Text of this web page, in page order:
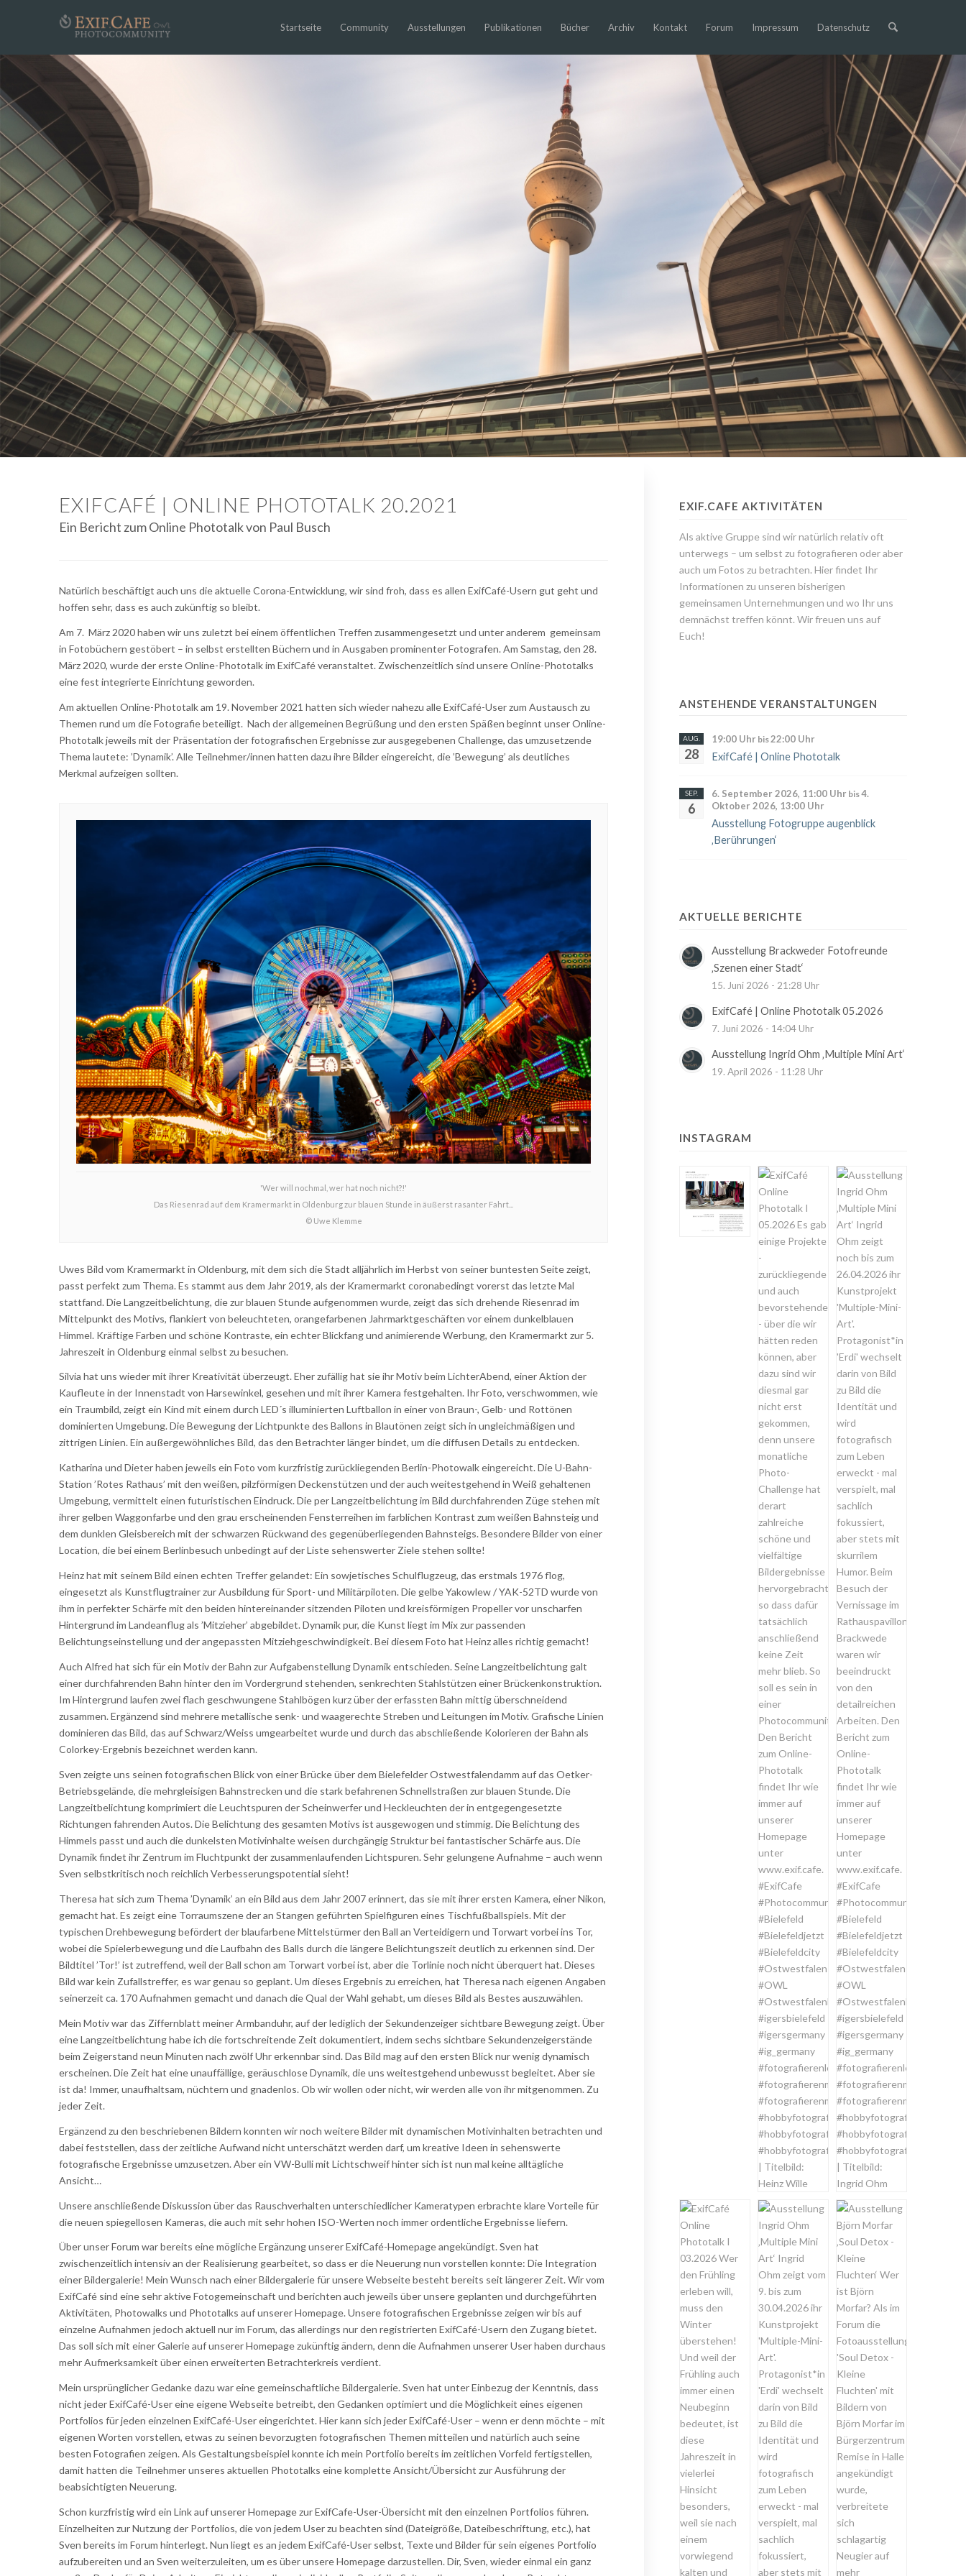
Startseite Community Ausstellungen Publikationen Bücher Archiv Kontakt Forum Impressum Datenschutz
EXIFCAFÉ | ONLINE PHOTOTALK 20.2021
Ein Bericht zum Online Phototalk von Paul Busch
Natürlich beschäftigt auch uns die aktuelle Corona-Entwicklung, wir sind froh, dass es allen ExifCafé-Usern gut geht und
hoffen sehr, dass es auch zukünftig so bleibt.
Am 7. März 2020 haben wir uns zuletzt bei einem öffentlichen Treffen zusammengesetzt und unter anderem gemeinsam
in Fotobüchern gestöbert – in selbst erstellten Büchern und in Ausgaben prominenter Fotografen. Am Samstag, den 28.
März 2020, wurde der erste Online-Phototalk im ExifCafé veranstaltet. Zwischenzeitlich sind unsere Online-Phototalks
eine fest integrierte Einrichtung geworden.
Am aktuellen Online-Phototalk am 19. November 2021 hatten sich wieder nahezu alle ExifCafé-User zum Austausch zu
Themen rund um die Fotografie beteiligt. Nach der allgemeinen Begrüßung und den ersten Späßen beginnt unser Online-
Phototalk jeweils mit der Präsentation der fotografischen Ergebnisse zur ausgegebenen Challenge, das umzusetzende
Thema lautete: ’Dynamik’. Alle Teilnehmer/innen hatten dazu ihre Bilder eingereicht, die ’Bewegung’ als deutliches
Merkmal aufzeigen sollten.
'Wer will nochmal, wer hat noch nicht?!'
Das Riesenrad auf dem Kramermarkt in Oldenburg zur blauen Stunde in äußerst rasanter Fahrt...
© Uwe Klemme
Uwes Bild vom Kramermarkt in Oldenburg, mit dem sich die Stadt alljährlich im Herbst von seiner buntesten Seite zeigt,
passt perfekt zum Thema. Es stammt aus dem Jahr 2019, als der Kramermarkt coronabedingt vorerst das letzte Mal
stattfand. Die Langzeitbelichtung, die zur blauen Stunde aufgenommen wurde, zeigt das sich drehende Riesenrad im
Mittelpunkt des Motivs, flankiert von beleuchteten, orangefarbenen Jahrmarktgeschäften vor einem dunkelblauen
Himmel. Kräftige Farben und schöne Kontraste, ein echter Blickfang und animierende Werbung, den Kramermarkt zur 5.
Jahreszeit in Oldenburg einmal selbst zu besuchen.
Silvia hat uns wieder mit ihrer Kreativität überzeugt. Eher zufällig hat sie ihr Motiv beim LichterAbend, einer Aktion der
Kaufleute in der Innenstadt von Harsewinkel, gesehen und mit ihrer Kamera festgehalten. Ihr Foto, verschwommen, wie
ein Traumbild, zeigt ein Kind mit einem durch LED´s illuminierten Luftballon in einer von Braun-, Gelb- und Rottönen
dominierten Umgebung. Die Bewegung der Lichtpunkte des Ballons in Blautönen zeigt sich in ungleichmäßigen und
zittrigen Linien. Ein außergewöhnliches Bild, das den Betrachter länger bindet, um die diffusen Details zu entdecken.
Katharina und Dieter haben jeweils ein Foto vom kurzfristig zurückliegenden Berlin-Photowalk eingereicht. Die U-Bahn-
Station ’Rotes Rathaus’ mit den weißen, pilzförmigen Deckenstützen und der auch weitestgehend in Weiß gehaltenen
Umgebung, vermittelt einen futuristischen Eindruck. Die per Langzeitbelichtung im Bild durchfahrenden Züge stehen mit
ihrer gelben Waggonfarbe und den grau erscheinenden Fensterreihen im farblichen Kontrast zum weißen Bahnsteig und
dem dunklen Gleisbereich mit der schwarzen Rückwand des gegenüberliegenden Bahnsteigs. Besondere Bilder von einer
Location, die bei einem Berlinbesuch unbedingt auf der Liste sehenswerter Ziele stehen sollte!
Heinz hat mit seinem Bild einen echten Treffer gelandet: Ein sowjetisches Schulflugzeug, das erstmals 1976 flog,
eingesetzt als Kunstflugtrainer zur Ausbildung für Sport- und Militärpiloten. Die gelbe Yakowlew / YAK-52TD wurde von
ihm in perfekter Schärfe mit den beiden hintereinander sitzenden Piloten und kreisförmigen Propeller vor unscharfen
Hintergrund im Landeanflug als ’Mitzieher’ abgebildet. Dynamik pur, die Kunst liegt im Mix zur passenden
Belichtungseinstellung und der angepassten Mitziehgeschwindigkeit. Bei diesem Foto hat Heinz alles richtig gemacht!
Auch Alfred hat sich für ein Motiv der Bahn zur Aufgabenstellung Dynamik entschieden. Seine Langzeitbelichtung galt
einer durchfahrenden Bahn hinter den im Vordergrund stehenden, senkrechten Stahlstützen einer Brückenkonstruktion.
Im Hintergrund laufen zwei flach geschwungene Stahlbögen kurz über der erfassten Bahn mittig überschneidend
zusammen. Ergänzend sind mehrere metallische senk- und waagerechte Streben und Leitungen im Motiv. Grafische Linien
dominieren das Bild, das auf Schwarz/Weiss umgearbeitet wurde und durch das abschließende Kolorieren der Bahn als
Colorkey-Ergebnis bezeichnet werden kann.
Sven zeigte uns seinen fotografischen Blick von einer Brücke über dem Bielefelder Ostwestfalendamm auf das Oetker-
Betriebsgelände, die mehrgleisigen Bahnstrecken und die stark befahrenen Schnellstraßen zur blauen Stunde. Die
Langzeitbelichtung komprimiert die Leuchtspuren der Scheinwerfer und Heckleuchten der in entgegengesetzte
Richtungen fahrenden Autos. Die Belichtung des gesamten Motivs ist ausgewogen und stimmig. Die Belichtung des
Himmels passt und auch die dunkelsten Motivinhalte weisen durchgängig Struktur bei fantastischer Schärfe aus. Die
Dynamik findet ihr Zentrum im Fluchtpunkt der zusammenlaufenden Lichtspuren. Sehr gelungene Aufnahme – auch wenn
Sven selbstkritisch noch reichlich Verbesserungspotential sieht!
Theresa hat sich zum Thema ’Dynamik’ an ein Bild aus dem Jahr 2007 erinnert, das sie mit ihrer ersten Kamera, einer Nikon,
gemacht hat. Es zeigt eine Torraumszene der an Stangen geführten Spielfiguren eines Tischfußballspiels. Mit der
typischen Drehbewegung befördert der blaufarbene Mittelstürmer den Ball an Verteidigern und Torwart vorbei ins Tor,
wobei die Spielerbewegung und die Laufbahn des Balls durch die längere Belichtungszeit deutlich zu erkennen sind. Der
Bildtitel ’Tor!’ ist zutreffend, weil der Ball schon am Torwart vorbei ist, aber die Torlinie noch nicht überquert hat. Dieses
Bild war kein Zufallstreffer, es war genau so geplant. Um dieses Ergebnis zu erreichen, hat Theresa nach eigenen Angaben
seinerzeit ca. 170 Aufnahmen gemacht und danach die Qual der Wahl gehabt, um dieses Bild als Bestes auszuwählen.
Mein Motiv war das Ziffernblatt meiner Armbanduhr, auf der lediglich der Sekundenzeiger sichtbare Bewegung zeigt. Über
eine Langzeitbelichtung habe ich die fortschreitende Zeit dokumentiert, indem sechs sichtbare Sekundenzeigerstände
beim Zeigerstand neun Minuten nach zwölf Uhr erkennbar sind. Das Bild mag auf den ersten Blick nur wenig dynamisch
erscheinen. Die Zeit hat eine unauffällige, geräuschlose Dynamik, die uns weitestgehend unbewusst begleitet. Aber sie
ist da! Immer, unaufhaltsam, nüchtern und gnadenlos. Ob wir wollen oder nicht, wir werden alle von ihr mitgenommen. Zu
jeder Zeit.
Ergänzend zu den beschriebenen Bildern konnten wir noch weitere Bilder mit dynamischen Motivinhalten betrachten und
dabei feststellen, dass der zeitliche Aufwand nicht unterschätzt werden darf, um kreative Ideen in sehenswerte
fotografische Ergebnisse umzusetzen. Aber ein VW-Bulli mit Lichtschweif hinter sich ist nun mal keine alltägliche
Ansicht…
Unsere anschließende Diskussion über das Rauschverhalten unterschiedlicher Kameratypen erbrachte klare Vorteile für
die neuen spiegellosen Kameras, die auch mit sehr hohen ISO-Werten noch immer ordentliche Ergebnisse liefern.
Über unser Forum war bereits eine mögliche Ergänzung unserer ExifCafé-Homepage angekündigt. Sven hat
zwischenzeitlich intensiv an der Realisierung gearbeitet, so dass er die Neuerung nun vorstellen konnte: Die Integration
einer Bildergalerie! Mein Wunsch nach einer Bildergalerie für unsere Webseite besteht bereits seit längerer Zeit. Wir vom
ExifCafé sind eine sehr aktive Fotogemeinschaft und berichten auch jeweils über unsere geplanten und durchgeführten
Aktivitäten, Photowalks und Phototalks auf unserer Homepage. Unsere fotografischen Ergebnisse zeigen wir bis auf
einzelne Aufnahmen jedoch aktuell nur im Forum, das allerdings nur den registrierten ExifCafé-Usern den Zugang bietet.
Das soll sich mit einer Galerie auf unserer Homepage zukünftig ändern, denn die Aufnahmen unserer User haben durchaus
mehr Aufmerksamkeit über einen erweiterten Betrachterkreis verdient.
Mein ursprünglicher Gedanke dazu war eine gemeinschaftliche Bildergalerie. Sven hat unter Einbezug der Kenntnis, dass
nicht jeder ExifCafé-User eine eigene Webseite betreibt, den Gedanken optimiert und die Möglichkeit eines eigenen
Portfolios für jeden einzelnen ExifCafé-User eingerichtet. Hier kann sich jeder ExifCafé-User – wenn er denn möchte – mit
eigenen Worten vorstellen, etwas zu seinen bevorzugten fotografischen Themen mitteilen und natürlich auch seine
besten Fotografien zeigen. Als Gestaltungsbeispiel konnte ich mein Portfolio bereits im zeitlichen Vorfeld fertigstellen,
damit hatten die Teilnehmer unseres aktuellen Phototalks eine komplette Ansicht/Übersicht zur Ausführung der
beabsichtigten Neuerung.
Schon kurzfristig wird ein Link auf unserer Homepage zur ExifCafe-User-Übersicht mit den einzelnen Portfolios führen.
Einzelheiten zur Nutzung der Portfolios, die von jedem User zu beachten sind (Dateigröße, Dateibeschriftung, etc.), hat
Sven bereits im Forum hinterlegt. Nun liegt es an jedem ExifCafé-User selbst, Texte und Bilder für sein eigenes Portfolio
aufzubereiten und an Sven weiterzuleiten, um es über unsere Homepage darzustellen. Dir, Sven, wieder einmal ein ganz
EXIF.CAFE AKTIVITÄTEN
Als aktive Gruppe sind wir natürlich relativ oft
unterwegs – um selbst zu fotografieren oder aber
auch um Fotos zu betrachten. Hier findet Ihr
Informationen zu unseren bisherigen
gemeinsamen Unternehmungen und wo Ihr uns
demnächst treffen könnt. Wir freuen uns auf
Euch!
ANSTEHENDE VERANSTALTUNGEN
AUG.
28
19:00 Uhr bis22:00 Uhr
ExifCafé | Online Phototalk
SEP.
6
6. September 2026, 11:00 Uhr bis4.
Oktober 2026, 13:00 Uhr
Ausstellung Fotogruppe augenblick
‚Berührungen‘
AKTUELLE BERICHTE
Ausstellung Brackweder Fotofreunde
‚Szenen einer Stadt‘
15. Juni 2026 - 21:28 Uhr
ExifCafé | Online Phototalk 05.2026
7. Juni 2026 - 14:04 Uhr
Ausstellung Ingrid Ohm ‚Multiple Mini Art‘
19. April 2026 - 11:28 Uhr
INSTAGRAM